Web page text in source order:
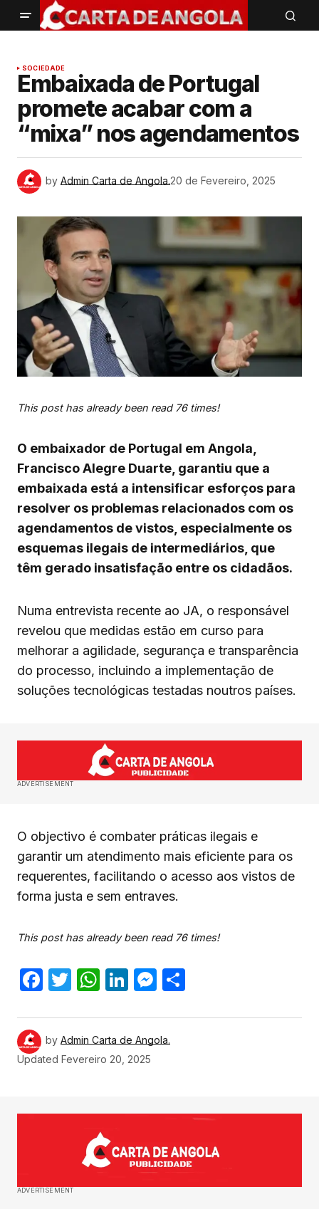
SOCIEDADE
Embaixada de Portugal
promete acabar com a
“mixa” nos agendamentos
by Admin Carta de Angola.20 de Fevereiro, 2025
This post has already been read 76 times!
O embaixador de Portugal em Angola,
Francisco Alegre Duarte, garantiu que a
embaixada está a intensificar esforços para
resolver os problemas relacionados com os
agendamentos de vistos, especialmente os
esquemas ilegais de intermediários, que
têm gerado insatisfação entre os cidadãos.
Numa entrevista recente ao JA, o responsável
revelou que medidas estão em curso para
melhorar a agilidade, segurança e transparência
do processo, incluindo a implementação de
soluções tecnológicas testadas noutros países.
ADVERTISEMENT
O objectivo é combater práticas ilegais e
garantir um atendimento mais eficiente para os
requerentes, facilitando o acesso aos vistos de
forma justa e sem entraves.
This post has already been read 76 times!
Facebook
Twitter
WhatsApp
LinkedIn
Messenger
by Admin Carta de Angola.
Updated Fevereiro 20, 2025
ADVERTISEMENT